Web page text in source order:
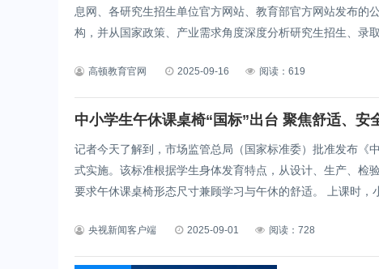
息网、各研究生招生单位官方网站、教育部官方网站发布的
构，并从国家政策、产业需求角度深度分析研究生招生、录
高顿教育官网 2025-09-16 阅读：619
中小学生午休课桌椅“国标”出台 聚焦舒适、安
记者今天了解到，市场监管总局（国家标准委）批准发布《
式实施。该标准根据学生身体发育特点，从设计、生产、检
要求午休课桌椅形态尺寸兼顾学习与午休的舒适。 上课时，
央视新闻客户端 2025-09-01 阅读：728